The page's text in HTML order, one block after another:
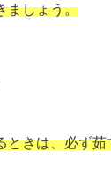
ましょう。
ときは、必ず